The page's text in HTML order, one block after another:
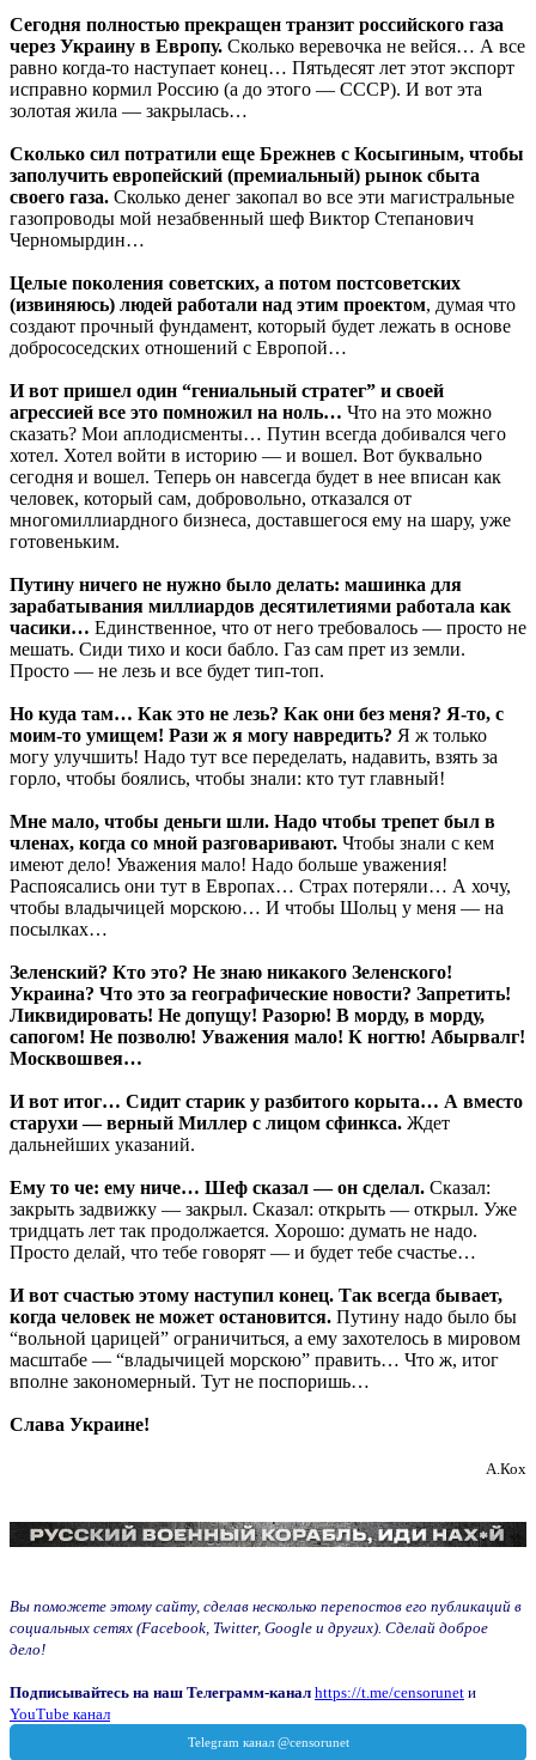
Сегодня полностью прекращен транзит российского газа
через Украину в Европу. Сколько веревочка не вейся… А все
равно когда-то наступает конец… Пятьдесят лет этот экспорт
исправно кормил Россию (а до этого — СССР). И вот эта
золотая жила — закрылась…
Сколько сил потратили еще Брежнев с Косыгиным, чтобы
заполучить европейский (премиальный) рынок сбыта
своего газа. Сколько денег закопал во все эти магистральные
газопроводы мой незабвенный шеф Виктор Степанович
Черномырдин…
Целые поколения советских, а потом постсоветских
(извиняюсь) людей работали над этим проектом, думая что
создают прочный фундамент, который будет лежать в основе
добрососедских отношений с Европой…
И вот пришел один “гениальный стратег” и своей
агрессией все это помножил на ноль… Что на это можно
сказать? Мои аплодисменты… Путин всегда добивался чего
хотел. Хотел войти в историю — и вошел. Вот буквально
сегодня и вошел. Теперь он навсегда будет в нее вписан как
человек, который сам, добровольно, отказался от
многомиллиардного бизнеса, доставшегося ему на шару, уже
готовеньким.
Путину ничего не нужно было делать: машинка для
зарабатывания миллиардов десятилетиями работала как
часики… Единственное, что от него требовалось — просто не
мешать. Сиди тихо и коси бабло. Газ сам прет из земли.
Просто — не лезь и все будет тип-топ.
Но куда там… Как это не лезь? Как они без меня? Я-то, с
моим-то умищем! Рази ж я могу навредить? Я ж только
могу улучшить! Надо тут все переделать, надавить, взять за
горло, чтобы боялись, чтобы знали: кто тут главный!
Мне мало, чтобы деньги шли. Надо чтобы трепет был в
членах, когда со мной разговаривают. Чтобы знали с кем
имеют дело! Уважения мало! Надо больше уважения!
Распоясались они тут в Европах… Страх потеряли… А хочу,
чтобы владычицей морскою… И чтобы Шольц у меня — на
посылках…
Зеленский? Кто это? Не знаю никакого Зеленского!
Украина? Что это за географические новости? Запретить!
Ликвидировать! Не допущу! Разорю! В морду, в морду,
сапогом! Не позволю! Уважения мало! К ногтю! Абырвалг!
Москвошвея…
И вот итог… Сидит старик у разбитого корыта… А вместо
старухи — верный Миллер с лицом сфинкса. Ждет
дальнейших указаний.
Ему то че: ему ниче… Шеф сказал — он сделал. Сказал:
закрыть задвижку — закрыл. Сказал: открыть — открыл. Уже
тридцать лет так продолжается. Хорошо: думать не надо.
Просто делай, что тебе говорят — и будет тебе счастье…
И вот счастью этому наступил конец. Так всегда бывает,
когда человек не может остановится. Путину надо было бы
“вольной царицей” ограничиться, а ему захотелось в мировом
масштабе — “владычицей морскою” править… Что ж, итог
вполне закономерный. Тут не поспоришь…
Слава Украине!
А.Кох
Вы поможете этому сайту, сделав несколько перепостов его публикаций в
социальных сетях (Facebook, Twitter, Google и других). Сделай доброе
дело!
Подписывайтесь на наш Телеграмм-канал https://t.me/censorunet и
YouTube канал